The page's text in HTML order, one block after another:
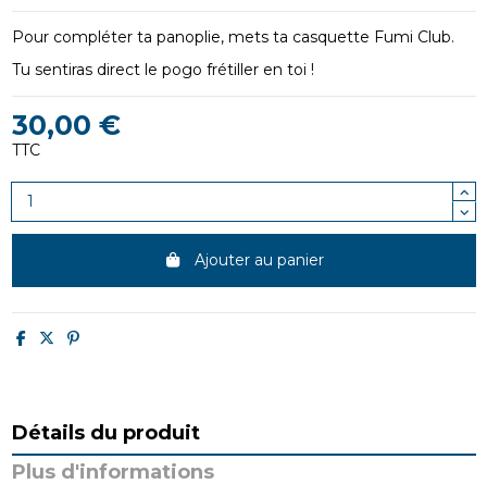
Pour compléter ta panoplie, mets ta casquette Fumi Club.
Tu sentiras direct le pogo frétiller en toi !
30,00 €
TTC
Ajouter au panier
Détails du produit
Plus d'informations